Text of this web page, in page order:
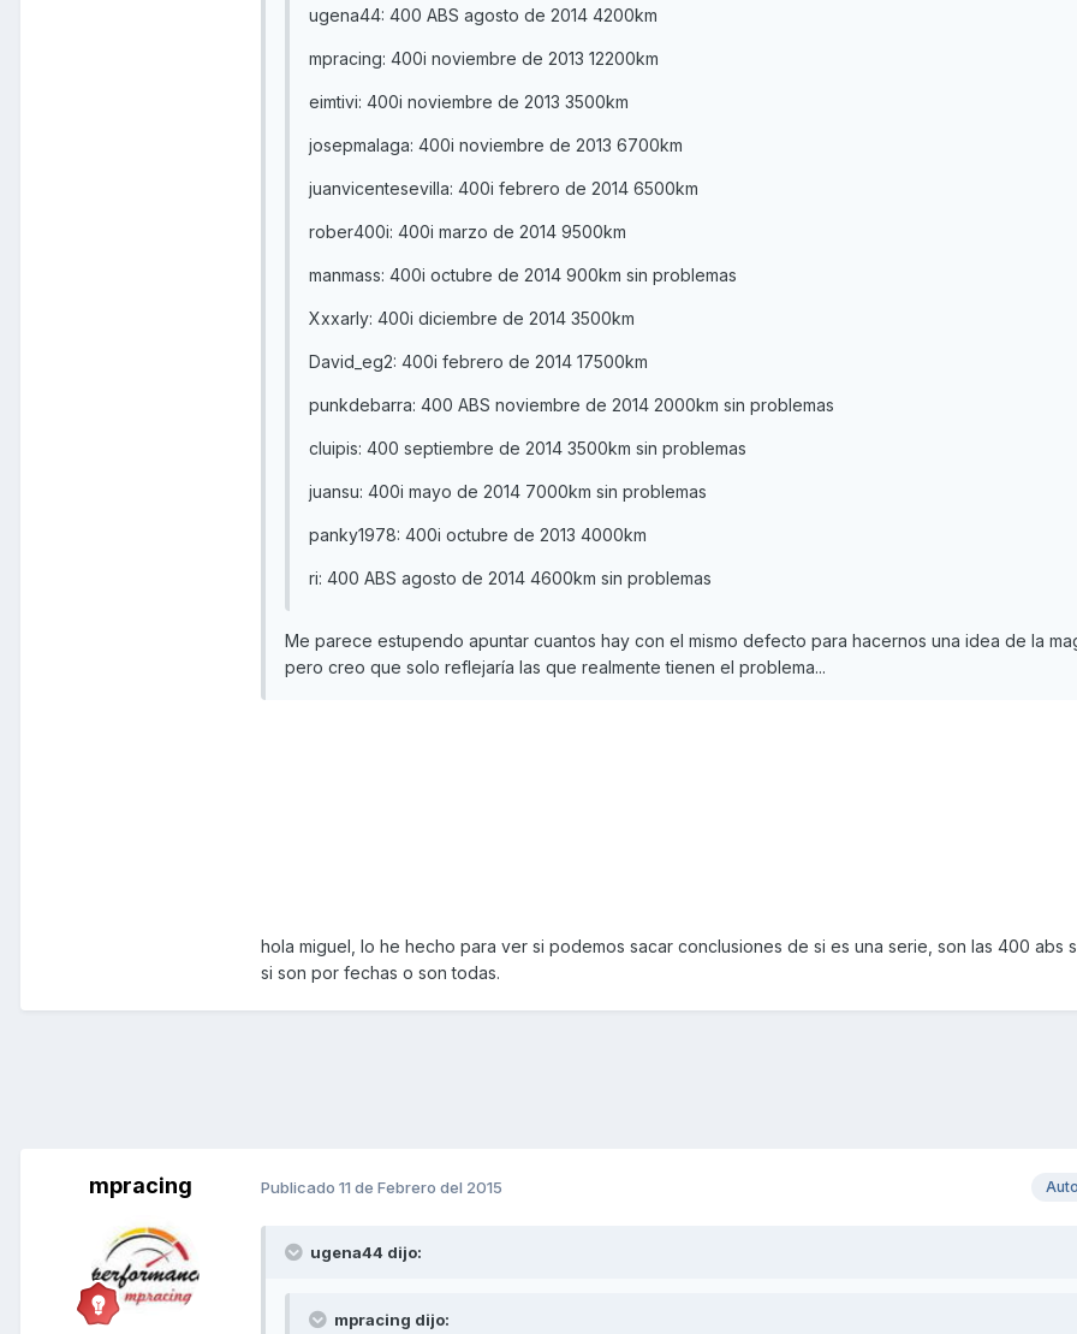
ugena44: 400 ABS agosto de 2014 4200km
mpracing: 400i noviembre de 2013 12200km
eimtivi: 400i noviembre de 2013 3500km
josepmalaga: 400i noviembre de 2013 6700km
juanvicentesevilla: 400i febrero de 2014 6500km
rober400i: 400i marzo de 2014 9500km
manmass: 400i octubre de 2014 900km sin problemas
Xxxarly: 400i diciembre de 2014 3500km
David_eg2: 400i febrero de 2014 17500km
punkdebarra: 400 ABS noviembre de 2014 2000km sin problemas
cluipis: 400 septiembre de 2014 3500km sin problemas
juansu: 400i mayo de 2014 7000km sin problemas
panky1978: 400i octubre de 2013 4000km
ri: 400 ABS agosto de 2014 4600km sin problemas
Me parece estupendo apuntar cuantos hay con el mismo defecto para hacernos una idea de la
pero creo que solo reflejaría las que realmente tienen el problema...
hola miguel, lo he hecho para ver si podemos sacar conclusiones de si es una serie, son las 400 abs
si son por fechas o son todas.
mpracing Publicado 11 de Febrero del 2015
ugena44 dijo:
mpracing dijo: